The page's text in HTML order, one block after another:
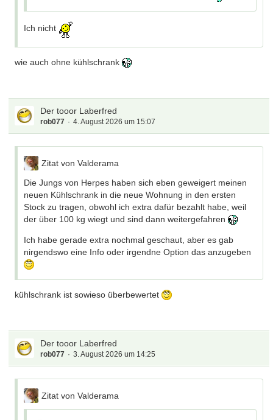
Ich nicht
wie auch ohne kühlschrank
Der tooor Laberfred
rob077 4. August 2026 um 15:07
Zitat von Valderama
Die Jungs von Herpes haben sich eben geweigert meinen
neuen Kühlschrank in die neue Wohnung in den ersten
Stock zu tragen, obwohl ich extra dafür bezahlt habe, weil
der über 100 kg wiegt und sind dann weitergefahren
Ich habe gerade extra nochmal geschaut, aber es gab
nirgendswo eine Info oder irgendne Option das anzugeben
kühlschrank ist sowieso überbewertet
Der tooor Laberfred
rob077 3. August 2026 um 14:25
Zitat von Valderama